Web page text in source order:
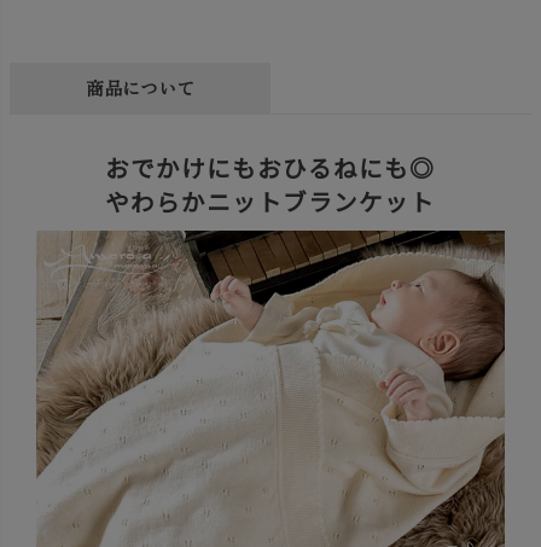
商品について
おでかけにもおひるねにも◎
やわらかニットブランケット